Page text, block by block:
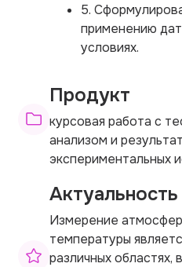
5.
применению
условиях.
Продукт
курсовая работа с
анализом и
экспериментальных
Актуальность
Измерение
температуры
различных областях,